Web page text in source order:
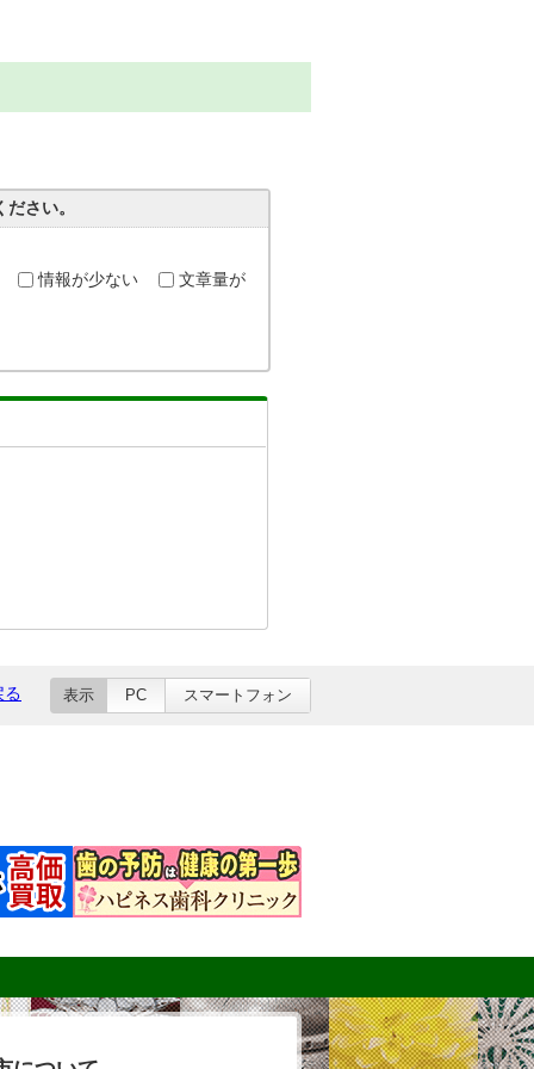
さい。
情報が少ない
文章量が
る 表示 PC スマートフォン